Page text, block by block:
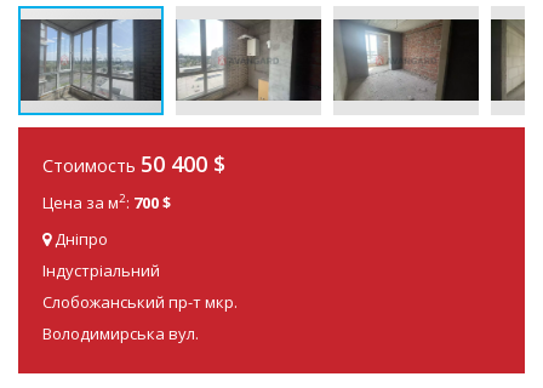
Стоимость 50 400 $
Цена за м2: 700 $
Дніпро
Індустріальний
Слобожанський пр-т мкр.
Володимирська вул.